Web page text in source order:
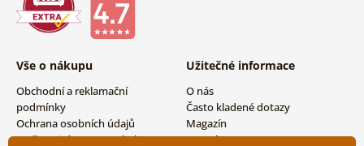
Vše o nákupu
Obchodní a reklamační
podmínky
Ochrana osobních údajů
Možnosti dopravy a platby
Užitečné informace
O nás
Často kladené dotazy
Magazín
Kontakty